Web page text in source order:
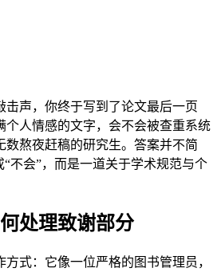
击声，你终于写到了论文最后一页
人情感的文字，会不会被查重系统
数熬夜赶稿的研究生。答案并不简
不会”，而是一道关于学术规范与个
处理致谢部分
式：它像一位严格的图书管理员，